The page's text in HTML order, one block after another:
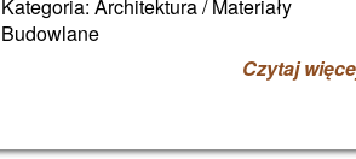
Kategoria: Architektura / Materiały
Budowlane
Czytaj